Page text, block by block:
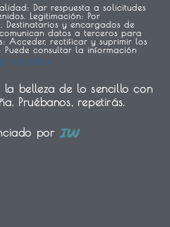
Dar respuesta a solicitudes
Legitimación: Por
Destinatarios y encargados de
datos a terceros para
Acceder, rectificar y suprimir los
Puede consultar la información
la belleza de lo sencillo con
Pruébanos, repetirás.
por